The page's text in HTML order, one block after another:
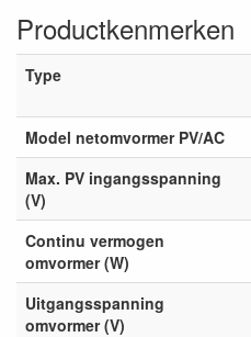
Productkenmerken
Type
Model netomvormer PV/AC
Max. PV ingangsspanning
(V)
Continu vermogen
omvormer (W)
Uitgangsspanning
omvormer (V)